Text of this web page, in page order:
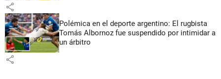
share
Polémica en el deporte argentino: El rugbista
Tomás Albornoz fue suspendido por intimidar a
un árbitro
share